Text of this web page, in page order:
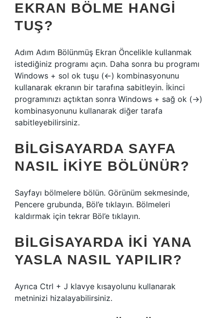
EKRAN BÖLME HANGI
TUŞ?
Adım Adım Bölünmüş Ekran Öncelikle kullanmak
istediğiniz programı açın. Daha sonra bu programı
Windows + sol ok tuşu (←) kombinasyonunu
kullanarak ekranın bir tarafına sabitleyin. İkinci
programınızı açtıktan sonra Windows + sağ ok (→)
kombinasyonunu kullanarak diğer tarafa
sabitleyebilirsiniz.
BILGISAYARDA SAYFA
NASIL IKIYE BÖLÜNÜR?
Sayfayı bölmelere bölün. Görünüm sekmesinde,
Pencere grubunda, Böl’e tıklayın. Bölmeleri
kaldırmak için tekrar Böl’e tıklayın.
BILGISAYARDA IKI YANA
YASLA NASIL YAPILIR?
Ayrıca Ctrl + J klavye kısayolunu kullanarak
metninizi hizalayabilirsiniz.